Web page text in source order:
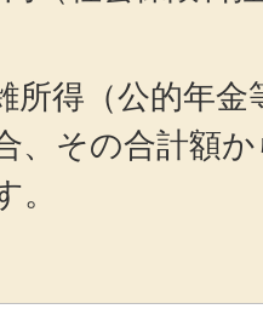
所得（公的年金
、その合計額